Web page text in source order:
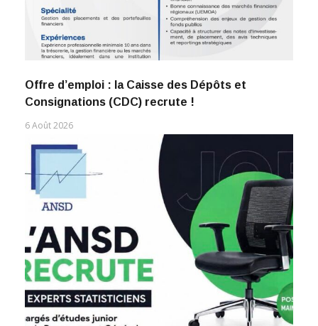
Offre d’emploi : la Caisse des Dépôts et
Consignations (CDC) recrute !
6 Août 2026